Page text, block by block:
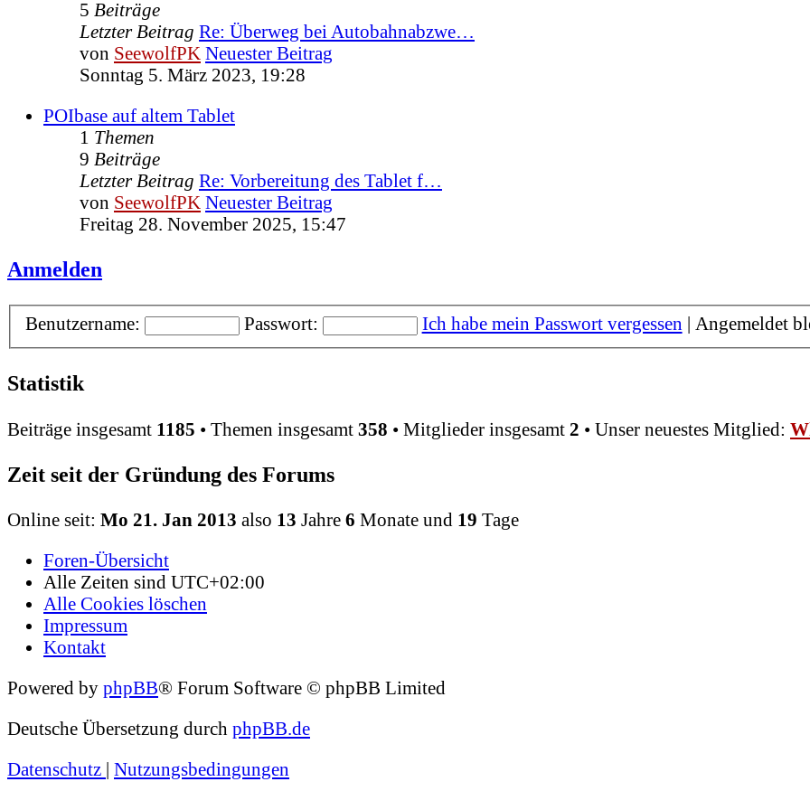
5 Beiträge
Letzter Beitrag Re: Überweg bei Autobahnabzwe…
von SeewolfPK Neuester Beitrag
Sonntag 5. März 2023, 19:28
POIbase auf altem Tablet
1 Themen
9 Beiträge
Letzter Beitrag Re: Vorbereitung des Tablet f…
von SeewolfPK Neuester Beitrag
Freitag 28. November 2025, 15:47
Anmelden
Benutzername: Passwort: Ich habe mein Passwort vergessen | Angemeldet
Statistik
Beiträge insgesamt 1185 • Themen insgesamt 358 • Mitglieder insgesamt 2 • Unser neuestes Mitglied:
Zeit seit der Gründung des Forums
Online seit: Mo 21. Jan 2013 also 13 Jahre 6 Monate und 19 Tage
Foren-Übersicht
Alle Zeiten sind UTC+02:00
Alle Cookies löschen
Impressum
Kontakt
Powered by phpBB® Forum Software © phpBB Limited
Deutsche Übersetzung durch phpBB.de
Datenschutz | Nutzungsbedingungen